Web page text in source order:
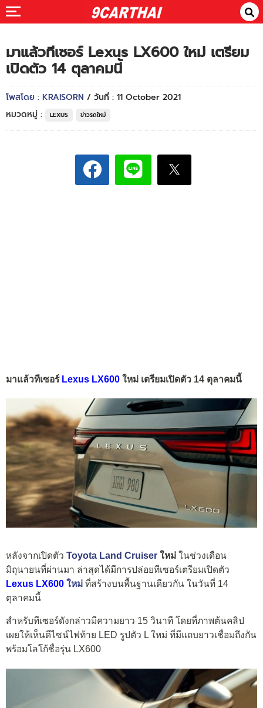
มาแล้วทีเซอร์ Lexus LX600 ใหม่ เตรียม
เปิดตัว 14 ตุลาคมนี้
โพสโดย : KRAISORN / วันที่ : 11 October 2021
หมวดหมู่ :
LEXUS ข่าวรถใหม่
มาแล้วทีเซอร์Lexus LX600 ใหม่ เตรียมเปิดตัว 14 ตุลาคมนี้
หลังจากเปิดตัว Toyota Land Cruiser ใหม่ ในช่วงเดือน
มิถุนายนที่ผ่านมา ล่าสุดได้มีการปล่อยทีเซอร์เตรียมเปิดตัว
Lexus LX600 ใหม่ ที่สร้างบนพื้นฐานเดียวกัน ในวันที่ 14
ตุลาคมนี้
สำหรับทีเซอร์ดังกล่าวมีความยาว 15 วินาที โดยที่ภาพต้นคลิป
เผยให้เห็นดีไซน์ไฟท้าย LED รูปตัว L ใหม่ ที่มีแถบยาวเชื่อมถึงกัน
พร้อมโลโก้ชื่อรุ่น LX600